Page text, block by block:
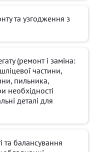
та узгодження з
(ремонт і заміна:
частини,
пильника,
необхідності
деталі для
та балансування